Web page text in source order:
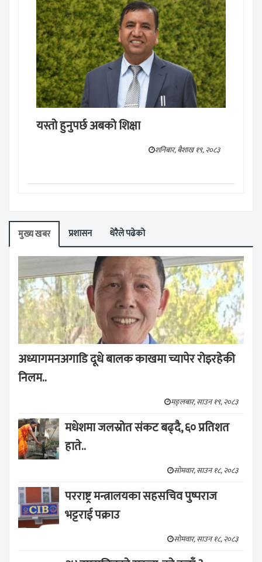
यस्तो हुनुपर्छ अबको शिक्षा
शनिबार, बैशाख १९, २०८३
मुख्य खबर प्रशासन धेरैले पढेको
अध्यागमनअगाडि दूधे बालक काखमा च्यापेर रोइरहेकी
निलम..
मङ्लबार, साउन १९, २०८३
मधेशमा जलस्रोत संकट बढ्दै, ६० प्रतिशत
हाते..
सोमवार, साउन १८, २०८३
परराष्ट्र मन्त्रालयका सहसचिव पुष्पराज
भट्टराई पक्राउ
सोमवार, साउन १८, २०८३